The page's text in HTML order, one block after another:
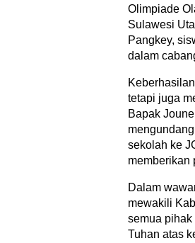
Olimpiade
Sulawesi
Pangkey,
dalam
tetapi juga
Bapak
sekolah ke
memberikan
Dalam
mewakili
semua pihak
Tuhan atas